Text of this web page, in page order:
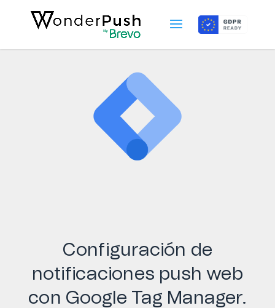
Configuración de
notificaciones push web
con Google Tag Manager.